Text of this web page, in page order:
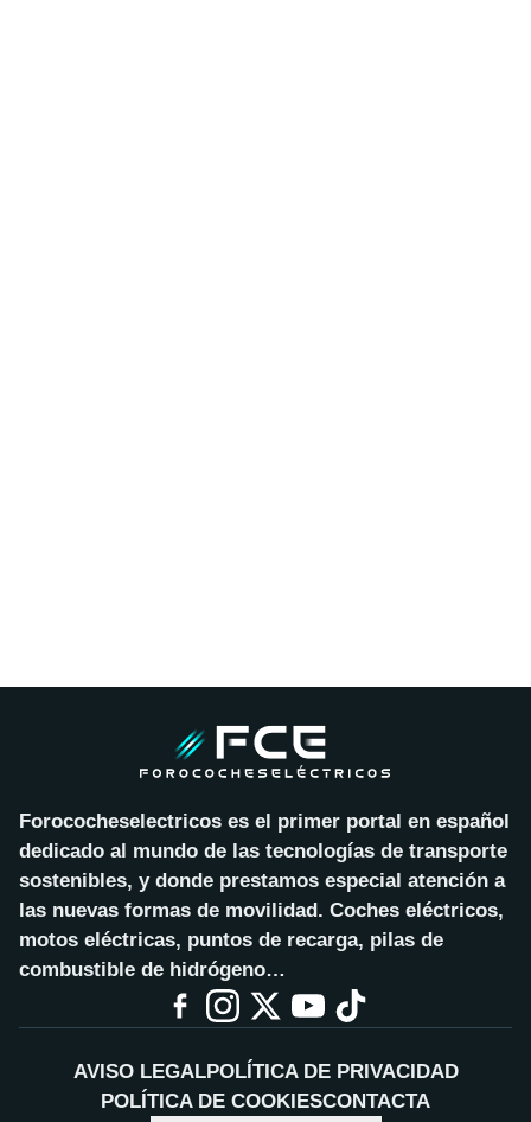
Forococheselectricos es el primer portal en español
dedicado al mundo de las tecnologías de transporte
sostenibles, y donde prestamos especial atención a
las nuevas formas de movilidad. Coches eléctricos,
motos eléctricas, puntos de recarga, pilas de
combustible de hidrógeno…
AVISO LEGALPOLÍTICA DE PRIVACIDAD
POLÍTICA DE COOKIESCONTACTA